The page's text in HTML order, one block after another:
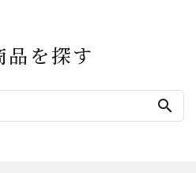
品を探す
search